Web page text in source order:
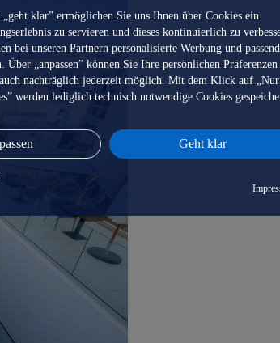
klar” ermöglichen Sie uns Ihnen über Cookies ein
zu servieren und dieses kontinuierlich zu
bei unseren Partnern personalisierte Werbung und
Über „anpassen” können Sie Ihre persönlichen Präferenzen
nachträglich jederzeit möglich. Mit dem Klick auf „Nur
werden lediglich technisch notwendige Cookies
Geht klar